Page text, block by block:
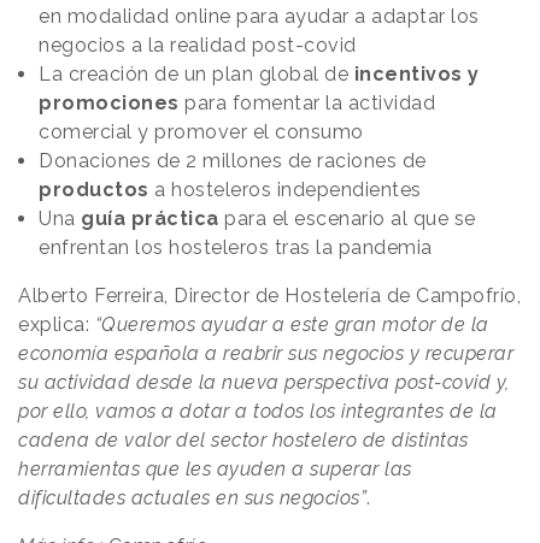
en modalidad online para ayudar a adaptar los
negocios a la realidad post-covid
La creación de un plan global de incentivos y
promociones para fomentar la actividad
comercial y promover el consumo
Donaciones de 2 millones de raciones de
productos a hosteleros independientes
Una guía práctica para el escenario al que se
enfrentan los hosteleros tras la pandemia
Alberto Ferreira, Director de Hostelería de Campofrío,
explica: “Queremos ayudar a este gran motor de la
economía española a reabrir sus negocios y recuperar
su actividad desde la nueva perspectiva post-covid y,
por ello, vamos a dotar a todos los integrantes de la
cadena de valor del sector hostelero de distintas
herramientas que les ayuden a superar las
dificultades actuales en sus negocios”.